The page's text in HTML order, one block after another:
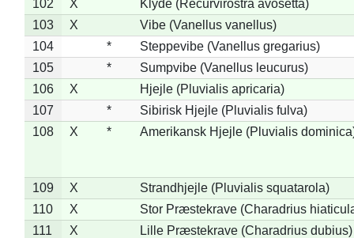
102 X
Klyde (Recurvirostra avosetta)
103
X
Vibe (Vanellus vanellus)
104
*
Steppevibe (Vanellus gregarius)
105
*
Sumpvibe (Vanellus leucurus)
106
X
Hjejle (Pluvialis apricaria)
107
*
Sibirisk Hjejle (Pluvialis fulva)
108
X * Amerikansk Hjejle (Pluvialis
109 X
Strandhjejle (Pluvialis squatarola)
110
X
Stor Præstekrave (Charadrius
111
X
Lille Præstekrave (Charadrius dubius)